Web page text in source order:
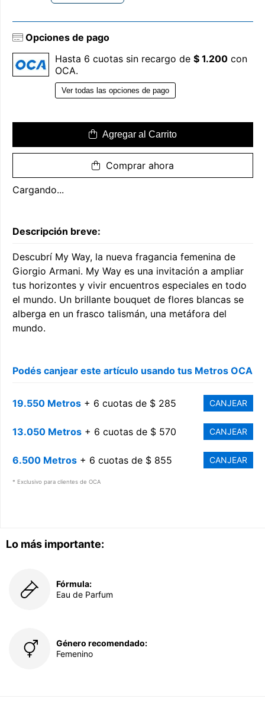
Lo más importante:
Fórmula:
Eau de Parfum
Género recomendado:
Femenino
Opciones de pago
Hasta 6 cuotas sin recargo de $ 1.200 con
OCA.
Ver todas las opciones de pago
Agregar al Carrito
Comprar ahora
Cargando...
Descripción breve:
Descubrí My Way, la nueva fragancia femenina de
Giorgio Armani. My Way es una invitación a ampliar
tus horizontes y vivir encuentros especiales en todo
el mundo. Un brillante bouquet de flores blancas se
alberga en un frasco talismán, una metáfora del
mundo.
Podés canjear este artículo usando tus Metros OCA
19.550 Metros + 6 cuotas de $ 285 CANJEAR
13.050 Metros + 6 cuotas de $ 570 CANJEAR
6.500 Metros + 6 cuotas de $ 855 CANJEAR
* Exclusivo para clientes de OCA